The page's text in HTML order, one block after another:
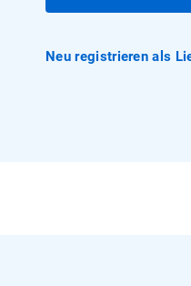
Neu registrieren als